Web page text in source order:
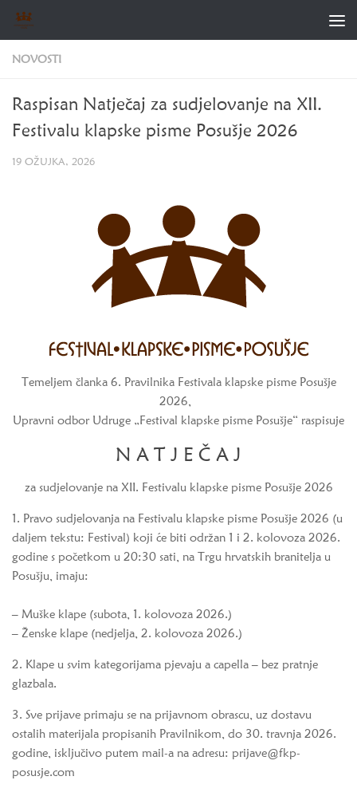
Skip to content
NOVOSTI
Raspisan Natječaj za sudjelovanje na XII.
Festivalu klapske pisme Posušje 2026
19 OŽUJKA, 2026
Temeljem članka 6. Pravilnika Festivala klapske pisme Posušje
2026,
Upravni odbor Udruge „Festival klapske pisme Posušje“ raspisuje
N A T J E Č A J
za sudjelovanje na XII. Festivalu klapske pisme Posušje 2026
1. Pravo sudjelovanja na Festivalu klapske pisme Posušje 2026 (u
daljem tekstu: Festival) koji će biti održan 1 i 2. kolovoza 2026.
godine s početkom u 20:30 sati, na Trgu hrvatskih branitelja u
Posušju, imaju:
– Muške klape (subota, 1. kolovoza 2026.)
– Ženske klape (nedjelja, 2. kolovoza 2026.)
2. Klape u svim kategorijama pjevaju a capella – bez pratnje
glazbala.
3. Sve prijave primaju se na prijavnom obrascu, uz dostavu
ostalih materijala propisanih Pravilnikom, do 30. travnja 2026.
godine, isključivo putem mail-a na adresu: prijave@fkp-
posusje.com